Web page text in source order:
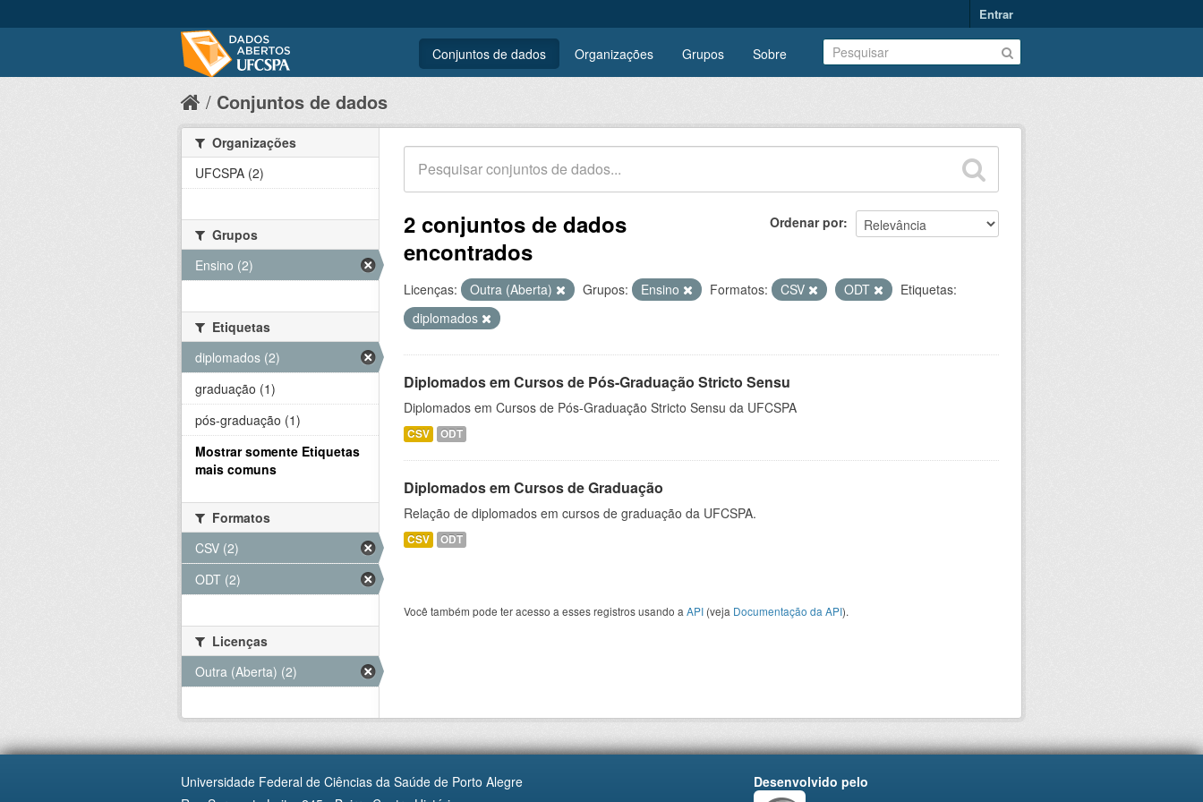
Entrar
Conjuntos de dados Organizações Grupos Sobre
Conjuntos de dados
Ordenar por
2 conjuntos de dados
encontrados
Licenças: Outra (Aberta) Grupos: Ensino Formatos: CSV ODT
Etiquetas:
diplomados
Diplomados em Cursos de Pós-Graduação Stricto Sensu
Diplomados em Cursos de Pós-Graduação Stricto Sensu da UFCSPA
CSV ODT
Diplomados em Cursos de Graduação
Relação de diplomados em cursos de graduação da UFCSPA.
CSV ODT
Você também pode ter acesso a esses registros usando a API (veja Documentação da API).
Organizações
UFCSPA (2)
Grupos
Ensino (2)
Etiquetas
diplomados (2)
graduação (1)
pós-graduação (1)
Mostrar somente Etiquetas
mais comuns
Formatos
CSV (2)
ODT (2)
Licenças
Outra (Aberta) (2)
Universidade Federal de Ciências da Saúde de Porto Alegre
Desenvolvido pelo